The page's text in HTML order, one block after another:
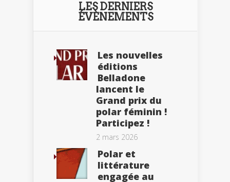
LES DERNIERS
ÉVÈNEMENTS
Les nouvelles
éditions
Belladone
lancent le
Grand prix du
polar féminin !
Participez !
2 mars 2026
Polar et
littérature
engagée au